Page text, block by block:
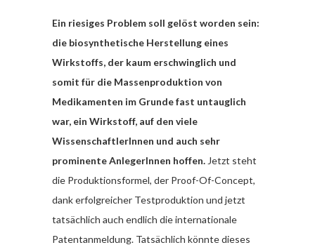
Ein riesiges Problem soll gelöst worden sein:
die biosynthetische Herstellung eines
Wirkstoffs, der kaum erschwinglich und
somit für die Massenproduktion von
Medikamenten im Grunde fast untauglich
war, ein Wirkstoff, auf den viele
WissenschaftlerInnen und auch sehr
prominente AnlegerInnen hoffen. Jetzt steht
die Produktionsformel, der Proof-Of-Concept,
dank erfolgreicher Testproduktion und jetzt
tatsächlich auch endlich die internationale
Patentanmeldung. Tatsächlich könnte dieses